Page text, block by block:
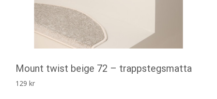
Mount twist beige 72 – trappstegsmatta
129 kr